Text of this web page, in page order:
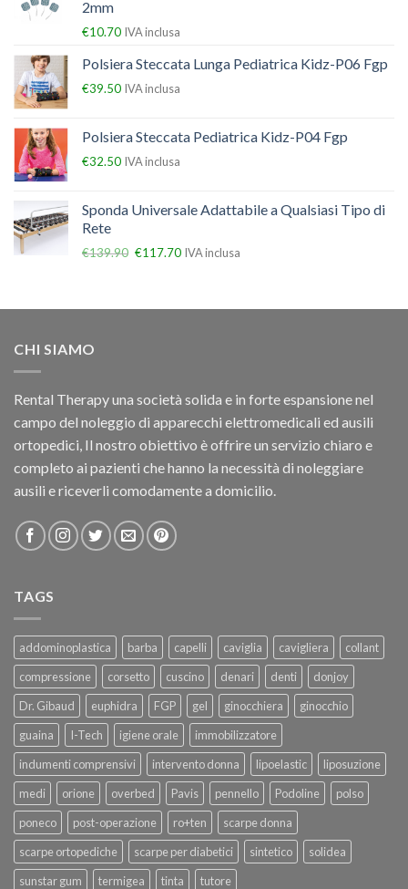
2mm
€10.70 IVA inclusa
Polsiera Steccata Lunga Pediatrica Kidz-P06 Fgp
€39.50 IVA inclusa
Polsiera Steccata Pediatrica Kidz-P04 Fgp
€32.50 IVA inclusa
Sponda Universale Adattabile a Qualsiasi Tipo di
Rete
€139.90 €117.70 IVA inclusa
CHI SIAMO
Rental Therapy una società solida e in forte espansione nel
campo del noleggio di apparecchi elettromedicali ed ausili
ortopedici, Il nostro obiettivo è offrire un servizio chiaro e
completo ai pazienti che hanno la necessità di noleggiare
ausili e riceverli comodamente a domicilio.
TAGS
addominoplastica barba capelli caviglia cavigliera
collant
compressione
corsetto cuscino denari denti
donjoy
Dr. Gibaud
euphidra FGP gel ginocchiera
ginocchio
guaina
I-Tech igiene orale
immobilizzatore
indumenti comprensivi
intervento donna lipoelastic
liposuzione
medi
orione overbed Pavis pennello Podoline
polso
poneco
post-operazione ro+ten
scarpe donna
scarpe ortopediche
scarpe per diabetici sintetico
solidea
sunstar gum
termigea tinta tutore